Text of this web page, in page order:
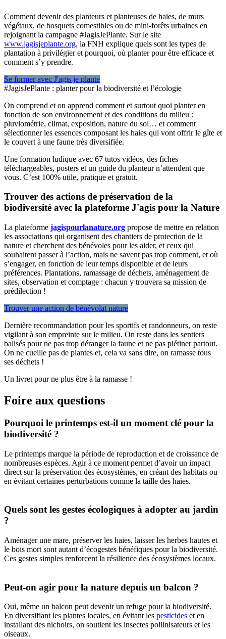
Comment devenir des planteurs et planteuses de haies, de murs
végétaux, de bosquets comestibles ou de mini-forêts urbaines en
rejoignant la campagne #JagisJePlante. Sur le site
www.jagisjeplante.org, la FNH explique quels sont les types de
plantation à privilégier et pourquoi, où planter pour être efficace et
comment s’y prendre.
Se former avec J'agis je plante
#JagisJePlante : planter pour la biodiversité et l’écologie
On comprend et on apprend comment et surtout quoi planter en
fonction de son environnement et des conditions du milieu :
pluviométrie, climat, exposition, nature du sol… et comment
sélectionner les essences composant les haies qui vont offrir le gîte et
le couvert à une faune très diversifiée.
Une formation ludique avec 67 tutos vidéos, des fiches
téléchargeables, posters et un guide du planteur n’attendent que
vous. C’est 100% utile, pratique et gratuit.
Trouver des actions de préservation de la
biodiversité avec la plateforme J'agis pour la Nature
La plateforme jagispourlanature.org propose de mettre en relation
les associations qui organisent des chantiers de protection de la
nature et cherchent des bénévoles pour les aider, et ceux qui
souhaitent passer à l’action, mais ne savent pas trop comment, et où
s’engager, en fonction de leur temps disponible et de leurs
préférences. Plantations, ramassage de déchets, aménagement de
sites, observation et comptage : chacun y trouvera sa mission de
prédilection !
Trouver une action de bénévolat nature
Dernière recommandation pour les sportifs et randonneurs, on reste
vigilant à son empreinte sur le milieu. On reste dans les sentiers
balisés pour ne pas trop déranger la faune et ne pas piétiner partout.
On ne cueille pas de plantes et, cela va sans dire, on ramasse tous
ses déchets !
Un livret pour ne plus être à la ramasse !
Foire aux questions
Pourquoi le printemps est-il un moment clé pour la
biodiversité ?
Le printemps marque la période de reproduction et de croissance de
nombreuses espèces. Agir à ce moment permet d’avoir un impact
direct sur la préservation des écosystèmes, en créant des habitats ou
en évitant certaines perturbations comme la taille des haies.
Quels sont les gestes écologiques à adopter au jardin
?
Aménager une mare, préserver les haies, laisser les herbes hautes et
le bois mort sont autant d’écogestes bénéfiques pour la biodiversité.
Ces gestes simples renforcent la résilience des écosystèmes locaux.
Peut-on agir pour la nature depuis un balcon ?
Oui, même un balcon peut devenir un refuge pour la biodiversité.
En diversifiant les plantes locales, en évitant les pesticides et en
installant des nichoirs, on soutient les insectes pollinisateurs et les
oiseaux.